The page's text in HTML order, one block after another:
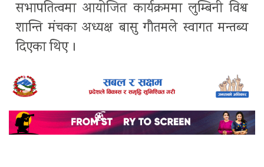
सभापतित्वमा आयोजित कार्यक्रममा लुम्बिनी विश्व
शान्ति मंचका अध्यक्ष बासु गौतमले स्वागत मन्तब्य
दिएका थिए ।